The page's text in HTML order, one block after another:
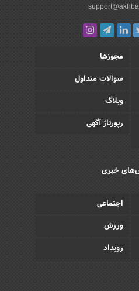
مجوزها
سوالات متداول
وبلاگ
رپورتاژ آگهی
خبری
اجتماعی
ورزش
رویداد